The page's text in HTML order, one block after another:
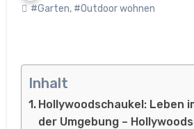
#Garten, #Outdoor wohnen
Inhalt
Hollywoodschaukel: Leben
der Umgebung –